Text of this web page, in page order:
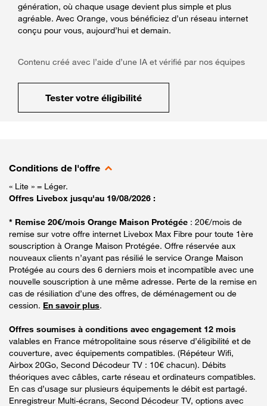
génération, où chaque usage devient plus simple et plus
agréable. Avec Orange, vous bénéficiez d’un réseau internet
conçu pour vous, aujourd’hui et demain.
Contenu créé avec l’aide d’une IA et vérifié par nos équipes
Tester votre éligibilité
Conditions de l'offre
« Lite » = Léger.
Offres Livebox jusqu'au 19/08/2026 :
* Remise 20€/mois Orange Maison Protégée : 20€/mois de
remise sur votre offre internet Livebox Max Fibre pour toute 1ère
souscription à Orange Maison Protégée. Offre réservée aux
nouveaux clients n’ayant pas résilié le service Orange Maison
Protégée au cours des 6 derniers mois et incompatible avec une
nouvelle souscription à une même adresse. Perte de la remise en
cas de résiliation d’une des offres, de déménagement ou de
cession. En savoir plus.
Offres soumises à conditions avec engagement 12 mois
valables en France métropolitaine sous réserve d’éligibilité et de
couverture, avec équipements compatibles. (Répéteur Wifi,
Airbox 20Go, Second Décodeur TV : 10€ chacun). Débits
théoriques avec câbles, carte réseau et ordinateurs compatibles.
En cas d’usage sur plusieurs équipements le débit est partagé.
Enregistreur Multi-écrans, Second Décodeur TV, options avec